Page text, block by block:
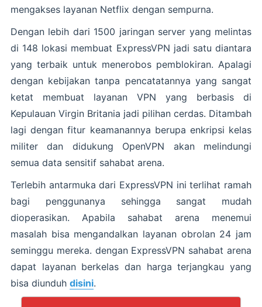
mengakses layanan Netflix dengan sempurna.
Dengan lebih dari 1500 jaringan server yang melintas
di 148 lokasi membuat ExpressVPN jadi satu diantara
yang terbaik untuk menerobos pemblokiran. Apalagi
dengan kebijakan tanpa pencatatannya yang sangat
ketat membuat layanan VPN yang berbasis di
Kepulauan Virgin Britania jadi pilihan cerdas. Ditambah
lagi dengan fitur keamanannya berupa enkripsi kelas
militer dan didukung OpenVPN akan melindungi
semua data sensitif sahabat arena.
Terlebih antarmuka dari ExpressVPN ini terlihat ramah
bagi penggunanya sehingga sangat mudah
dioperasikan. Apabila sahabat arena menemui
masalah bisa mengandalkan layanan obrolan 24 jam
seminggu mereka. dengan ExpressVPN sahabat arena
dapat layanan berkelas dan harga terjangkau yang
bisa diunduh disini.